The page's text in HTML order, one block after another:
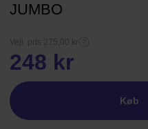
JUMBO
Vejl. pris 275,00 kr
248 kr
Køb